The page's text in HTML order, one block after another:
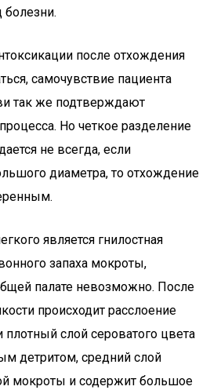
болезни.
после отхождения
самочувствие пациента
так же подтверждают
Но четкое разделение
не всегда, если
диаметра, то отхождение
является гнилостная
запаха мокроты,
палате невозможно. После
происходит расслоение
слой сероватого цвета
детритом, средний слой
мокроты и содержит большое